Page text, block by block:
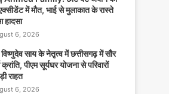
में मौत, भाई से मुलाकात के रास्ते
हादसा
6, 2026
साय के नेतृत्व में छत्तीसगढ़ में सौर
पीएम सूर्यघर योजना से परिवारों
राहत
6, 2026